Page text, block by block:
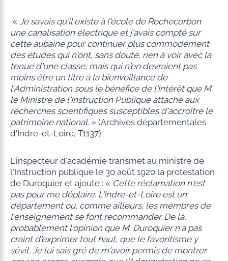
« Je savais qu'il existe à l'école de Rochecorbon
une canalisation électrique et j'avais compté sur
cette aubaine pour continuer plus commodément
des études qui n'ont, sans doute, rien à voir avec la
tenue d'une classe, mais qui n'en devraient pas
moins être un titre à la bienveillance de
l'Administration sous le bénéfice de l'intérêt que M.
le Ministre de l'Instruction Publique attache aux
recherches scientifiques susceptibles d'accroître le
patrimoine national.» (Archives départementales
d'Indre-et-Loire, T1137).
L'inspecteur d'académie transmet au ministre de
l'Instruction publique le 30 août 1920 la protestation
de Duroquier et ajoute : « Cette réclamation n'est
pas pour me déplaire. L'Indre-et-Loire est un
département où, comme ailleurs, les membres de
l'enseignement se font recommander. De là,
probablement l'opinion que M. Duroquier n'a pas
craint d'exprimer tout haut, que le favoritisme y
sévit. Je lui sais gré de m'avoir permis de montrer